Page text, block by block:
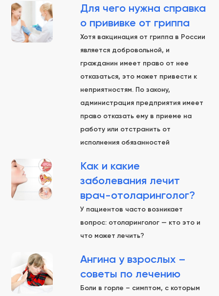
Для чего нужна справка
о прививке от гриппа
Хотя вакцинация от гриппа в России
является добровольной, и
гражданин имеет право от нее
отказаться, это может привести к
неприятностям. По закону,
администрация предприятия имеет
право отказать ему в приеме на
работу или отстранить от
исполнения обязанностей
Как и какие
заболевания лечит
врач-отоларинголог?
У пациентов часто возникает
вопрос: отоларинголог — кто это и
что может лечить?
Ангина у взрослых –
советы по лечению
Боли в горле – симптом, с которым